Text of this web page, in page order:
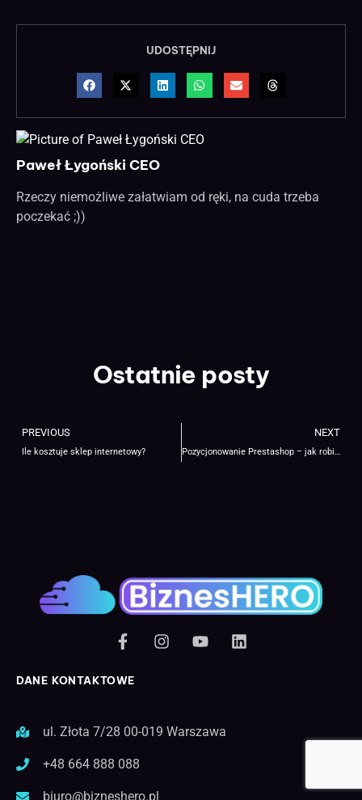
UDOSTĘPNIJ
Paweł Łygoński CEO
Rzeczy niemożliwe załatwiam od ręki, na cuda trzeba
poczekać ;))
Ostatnie posty
PREVIOUS
Ile kosztuje sklep internetowy?
NEXT
Pozycjonowanie Prestashop – jak robić?
DANE KONTAKTOWE
ul. Złota 7/28 00-019 Warszawa
+48 664 888 088
biuro@bizneshero.pl